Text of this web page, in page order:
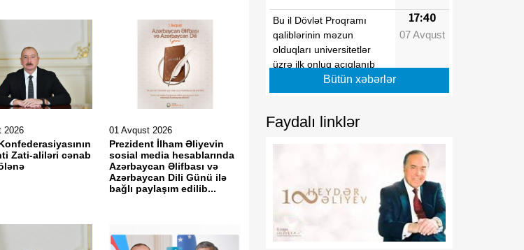
2026
Zati-aliləri cənab
01 Avqust 2026
Prezident İlham Əliyevin
sosial media hesablarında
Azərbaycan Əlifbası və
Azərbaycan Dili Günü ilə
bağlı paylaşım edilib...
Bu il Dövlət Proqramı
qaliblərinin məzun
olduqları universitetlər
üzrə ilk onluq açıqlanıb
17:40
07 Avqust
modelinə beynəlxalq
dəstəyi təsdiqlədi
17:39
dərəcələri üzrə sınaq
imtahanlarına cəlb
17:36
07 Avqust
Bütün xəbərlər
Faydalı linklər